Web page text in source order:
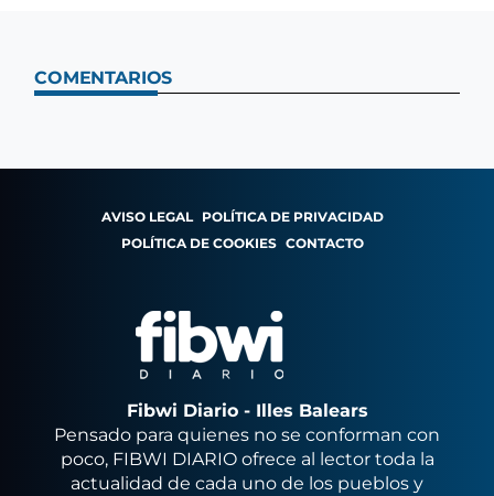
COMENTARIOS
AVISO LEGAL POLÍTICA DE PRIVACIDAD
POLÍTICA DE COOKIES CONTACTO
Fibwi Diario - Illes Balears
Pensado para quienes no se conforman con
poco, FIBWI DIARIO ofrece al lector toda la
actualidad de cada uno de los pueblos y